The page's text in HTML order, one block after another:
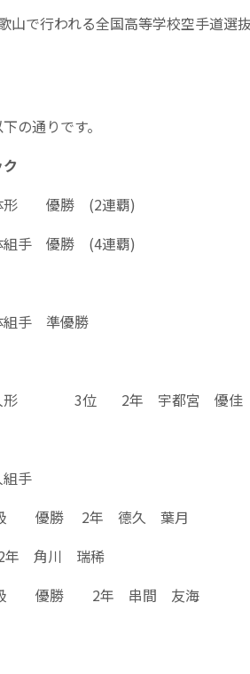
山で行われる全国高等学校空手道選
の通りです。
形 優勝 (2連覇)
組手 優勝 (4連覇)
組手 準優勝
人形 3位 2年 宇都宮 優佳
手
優勝 2年 德久 葉月
角川 瑞稀
級 優勝 2年 串間 友海